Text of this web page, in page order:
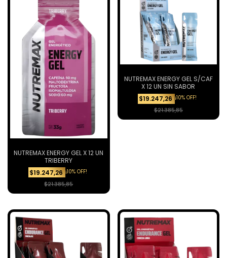
NUTREMAX ENERGY GEL X 12 UN
TRIBERRY
$19.247,26 ¡10% OFF!
$21.385,85
NUTREMAX ENERGY GEL S/CAF
X 12 UN SIN SABOR
$19.247,26¡10% OFF!
$21.385,85